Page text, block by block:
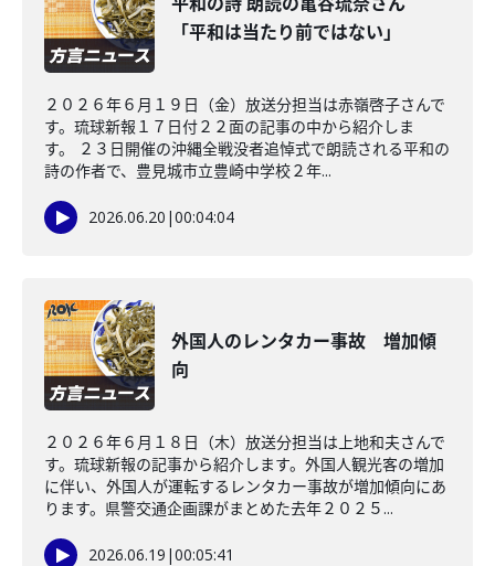
「平和は当たり前ではない」
２０２６年６月１９日（金）放送分担当は赤嶺啓子さんで
す。琉球新報１７日付２２面の記事の中から紹介しま
す。 ２３日開催の沖縄全戦没者追悼式で朗読される平和の
詩の作者で、豊見城市立豊崎中学校２年...
2026.06.20 |00:04:04
外国人のレンタカー事故 増加傾
向
２０２６年６月１８日（木）放送分担当は上地和夫さんで
す。琉球新報の記事から紹介します。外国人観光客の増加
に伴い、外国人が運転するレンタカー事故が増加傾向にあ
ります。県警交通企画課がまとめた去年２０２５...
2026.06.19 |00:05:41